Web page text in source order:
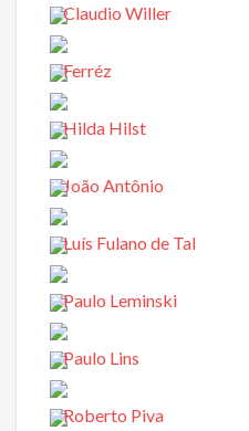
Claudio Willer
Ferréz
Hilda Hilst
João Antônio
Luís Fulano de Tal
Paulo Leminski
Paulo Lins
Roberto Piva